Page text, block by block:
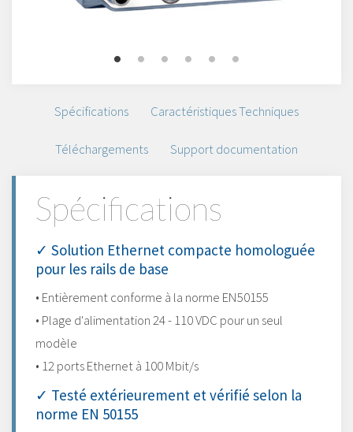
Spécifications Caractéristiques Techniques
Téléchargements Support documentation
Spécifications
✓ Solution Ethernet compacte homologuée
pour les rails de base
• Entièrement conforme à la norme EN50155
• Plage d'alimentation 24 - 110 VDC pour un seul
modèle
• 12 ports Ethernet à 100 Mbit/s
✓ Testé extérieurement et vérifié selon la
norme EN 50155